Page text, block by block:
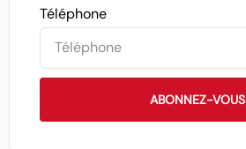
Téléphone
ABONNEZ-VOUS